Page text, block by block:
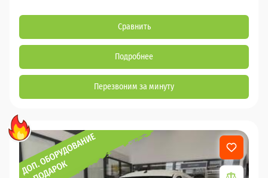
Сравнить
Подробнее
Перезвоним за минуту